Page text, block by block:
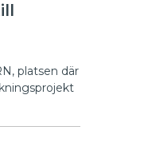
platsen där